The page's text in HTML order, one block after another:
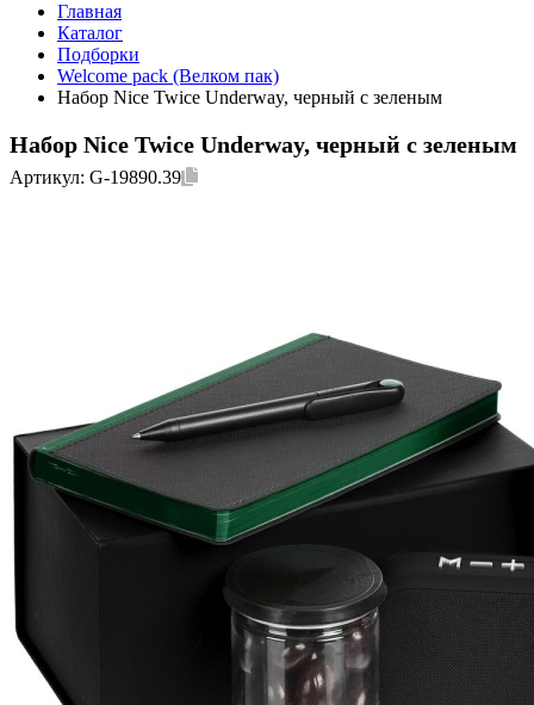
Главная
Каталог
Подборки
Welcome pack (Велком пак)
Набор Nice Twice Underway, черный с зеленым
Набор Nice Twice Underway, черный с зеленым
Артикул: G-19890.39